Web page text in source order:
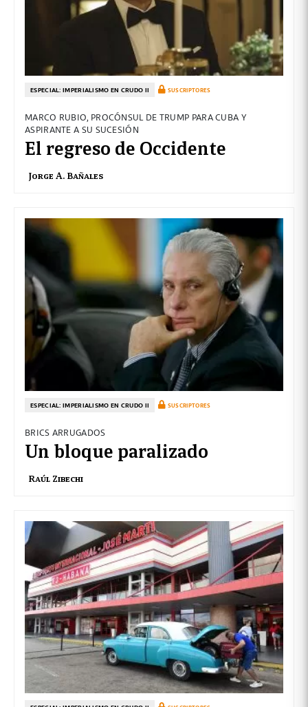
ESPECIAL: IMPERIALISMO EN CRUDO II SUSCRIPTORES
MARCO RUBIO, PROCÓNSUL DE TRUMP PARA CUBA Y
ASPIRANTE A SU SUCESIÓN
El regreso de Occidente
Jorge A. Bañales
ESPECIAL: IMPERIALISMO EN CRUDO II SUSCRIPTORES
BRICS ARRUGADOS
Un bloque paralizado
Raúl Zibechi